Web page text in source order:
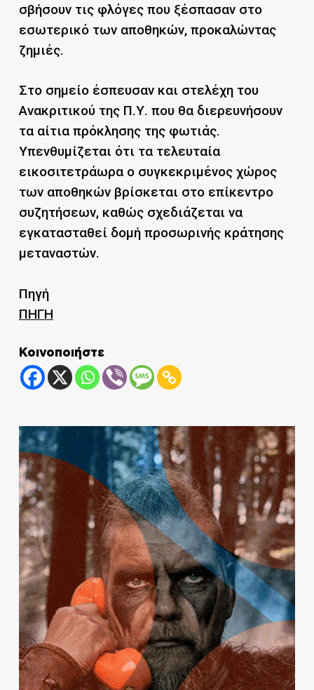
σβήσουν τις φλόγες που ξέσπασαν στο
εσωτερικό των αποθηκών, προκαλώντας
ζημιές.
Στο σημείο έσπευσαν και στελέχη του
Ανακριτικού της Π.Υ. που θα διερευνήσουν
τα αίτια πρόκλησης της φωτιάς.
Υπενθυμίζεται ότι τα τελευταία
εικοσιτετράωρα ο συγκεκριμένος χώρος
των αποθηκών βρίσκεται στο επίκεντρο
συζητήσεων, καθώς σχεδιάζεται να
εγκατασταθεί δομή προσωρινής κράτησης
μεταναστών.
Πηγή
ΠΗΓΗ
Κοινοποιήστε